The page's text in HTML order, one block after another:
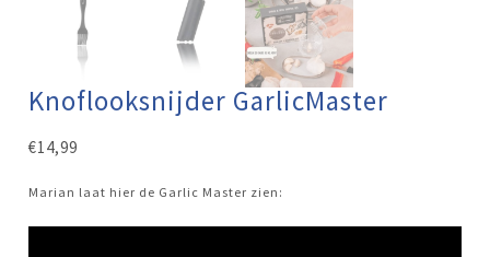
Knoflooksnijder GarlicMaster
€14,99
Marian laat hier de Garlic Master zien: